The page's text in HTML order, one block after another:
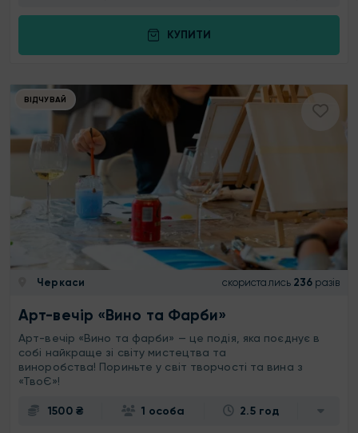
КУПИТИ
ВІДЧУВАЙ
Черкаси скористались 236 разів
Арт-вечір «Вино та Фарби»
Арт-вечір «Вино та фарби» — це подія, яка поєднує в
собі найкраще зі світу мистецтва та
виноробства! Пориньте у світ творчості та вина з
«ТвоЄ»!
1500 ₴ 1 особа 2.5 год